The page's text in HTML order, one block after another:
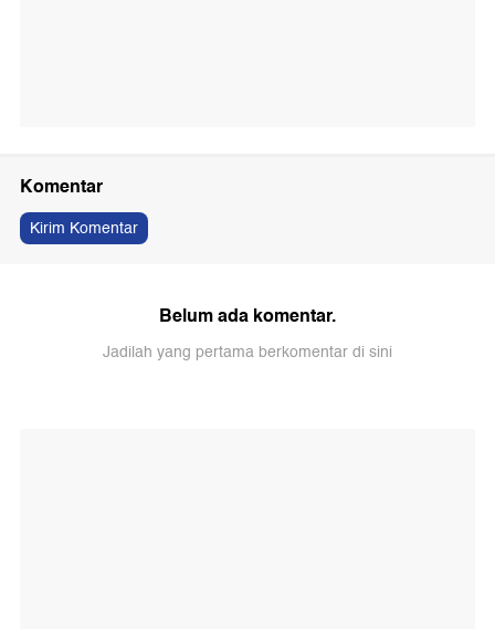
Komentar
Kirim Komentar
Belum ada komentar.
Jadilah yang pertama berkomentar di sini